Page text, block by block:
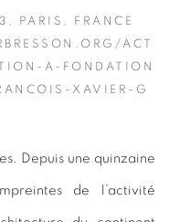
PARIS, FRANCE
ACT
A-FONDATION
XAVIER-G
Depuis une quinzaine
de l’activité